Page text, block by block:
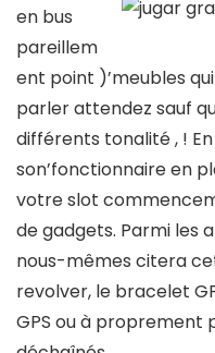
en bus
pareillem
ent point )’meubles
parler attendez sauf
différents tonalité , !
son’fonctionnaire en
votre slot
de gadgets. Parmi les
nous-mêmes citera
revolver, le bracelet
GPS ou à proprement